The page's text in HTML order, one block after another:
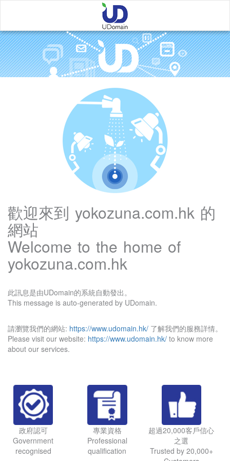
Error
Page
歡迎來到 yokozuna.com.hk 的
網站
Welcome to the home of
yokozuna.com.hk
此訊息是由UDomain的系統自動發出。
This message is auto-generated by UDomain.
請瀏覽我們的網站: https://www.udomain.hk/ 了解我們的服務詳情。
Please visit our website: https://www.udomain.hk/ to know more
about our services.
政府認可
Government
recognised
專業資格
Professional
qualification
超過20,000客戶信心
之選
Trusted by 20,000+